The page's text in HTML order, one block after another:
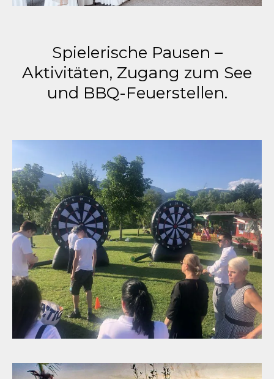
Spielerische Pausen –
Aktivitäten, Zugang zum See
und BBQ-Feuerstellen.